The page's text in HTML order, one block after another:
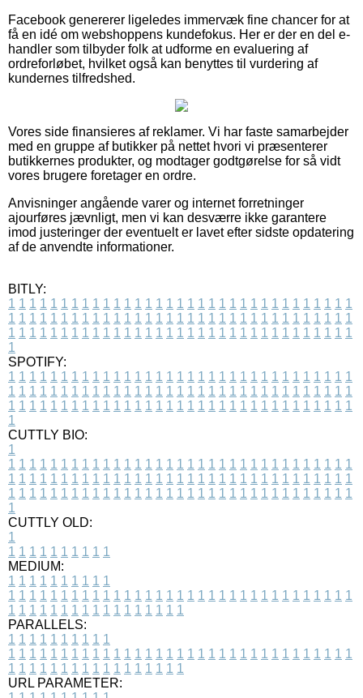
Facebook genererer ligeledes immervæk fine chancer for at
få en idé om webshoppens kundefokus. Her er der en del e-
handler som tilbyder folk at udforme en evaluering af
ordreforløbet, hvilket også kan benyttes til vurdering af
kundernes tilfredshed.
Vores side finansieres af reklamer. Vi har faste samarbejder
med en gruppe af butikker på nettet hvori vi præsenterer
butikkernes produkter, og modtager godtgørelse for så vidt
vores brugere foretager en ordre.
Anvisninger angående varer og internet forretninger
ajourføres jævnligt, men vi kan desværre ikke garantere
imod justeringer der eventuelt er lavet efter sidste opdatering
af de anvendte informationer.
BITLY:
1 1 1 1 1 1 1 1 1 1 1 1 1 1 1 1 1 1 1 1 1 1 1 1 1 1 1 1 1 1 1 1 1
1 1 1 1 1 1 1 1 1 1 1 1 1 1 1 1 1 1 1 1 1 1 1 1 1 1 1 1 1 1 1 1 1
1 1 1 1 1 1 1 1 1 1 1 1 1 1 1 1 1 1 1 1 1 1 1 1 1 1 1 1 1 1 1 1 1
1
SPOTIFY:
1 1 1 1 1 1 1 1 1 1 1 1 1 1 1 1 1 1 1 1 1 1 1 1 1 1 1 1 1 1 1 1 1
1 1 1 1 1 1 1 1 1 1 1 1 1 1 1 1 1 1 1 1 1 1 1 1 1 1 1 1 1 1 1 1 1
1 1 1 1 1 1 1 1 1 1 1 1 1 1 1 1 1 1 1 1 1 1 1 1 1 1 1 1 1 1 1 1 1
1
CUTTLY BIO:
1
1 1 1 1 1 1 1 1 1 1 1 1 1 1 1 1 1 1 1 1 1 1 1 1 1 1 1 1 1 1 1 1 1
1 1 1 1 1 1 1 1 1 1 1 1 1 1 1 1 1 1 1 1 1 1 1 1 1 1 1 1 1 1 1 1 1
1 1 1 1 1 1 1 1 1 1 1 1 1 1 1 1 1 1 1 1 1 1 1 1 1 1 1 1 1 1 1 1 1
1
CUTTLY OLD:
1
1 1 1 1 1 1 1 1 1 1
MEDIUM:
1 1 1 1 1 1 1 1 1 1
1 1 1 1 1 1 1 1 1 1 1 1 1 1 1 1 1 1 1 1 1 1 1 1 1 1 1 1 1 1 1 1 1
1 1 1 1 1 1 1 1 1 1 1 1 1 1 1 1 1
PARALLELS:
1 1 1 1 1 1 1 1 1 1
1 1 1 1 1 1 1 1 1 1 1 1 1 1 1 1 1 1 1 1 1 1 1 1 1 1 1 1 1 1 1 1 1
1 1 1 1 1 1 1 1 1 1 1 1 1 1 1 1 1
URL PARAMETER: